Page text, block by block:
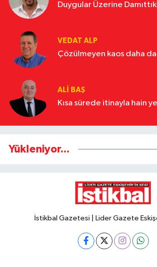
Duygular Üzerine
VEDAT ALP
Çözülmeyen kaos daha
ALI BAŞ
Kısa sürede itinayla hain
Yükleniyor...
İstikbal Gazetesi | Lider Gazete